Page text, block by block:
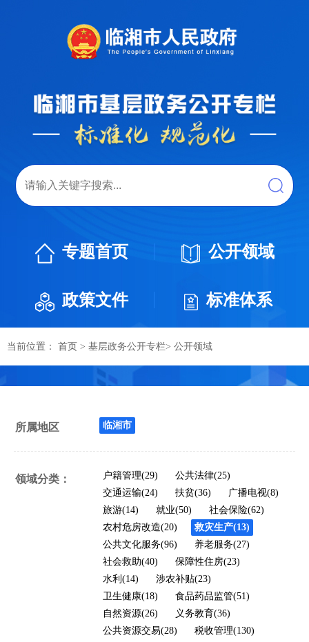
专题首页 公开领域
政策文件 标准体系
当前位置： 首页 > 基层政务公开专栏> 公开领域
所属地区 临湘市
领域分类： 户籍管理(29)
公共法律(25)
交通运输(24)
扶贫(36)
广播电视(8)
旅游(14)
就业(50)
社会保险(62)
农村危房改造(20)
救灾生产(13)
公共文化服务(96)
养老服务(27)
社会救助(40)
保障性住房(23)
水利(14)
涉农补贴(23)
卫生健康(18)
食品药品监管(51)
自然资源(26)
义务教育(36)
公共资源交易(28)
税收管理(130)